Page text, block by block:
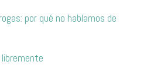
por qué no hablamos de